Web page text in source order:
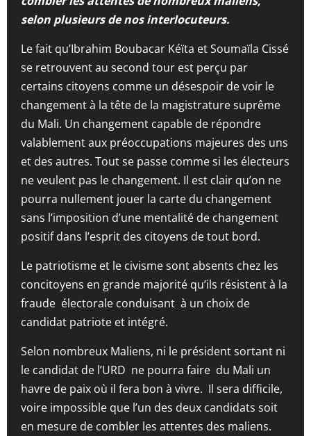
selon plusieurs de nos interlocuteurs.
Le fait qu’Ibrahim Boubacar Kéïta et Soumaïla Cissé
se retrouvent au second tour est perçu par
certains citoyens comme un désespoir de voir le
changement à la tête de la magistrature suprême
du Mali. Un changement capable de répondre
valablement aux préoccupations majeures des uns
et des autres. Tout se passe comme si les électeurs
ne veulent pas le changement. Il est clair qu’on ne
pourra nullement jouer la carte du changement
sans l’imposition d’une mentalité de changement
positif dans l’esprit des citoyens de tout bord.
Le patriotisme et le civisme sont absents chez les
concitoyens en grande majorité qu’ils résistent à la
fraude électorale conduisant à un choix de
candidat patriote et intégré.
Selon nombreux Maliens, ni le président sortant ni
le candidat de l’URD ne pourra faire du Mali un
havre de paix où il fera bon à vivre. Il sera difficile,
voire impossible que l’un des deux candidats soit
en mesure de combler les attentes des maliens.